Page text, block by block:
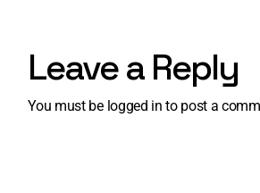
Leave a Reply
You must be logged in to post a